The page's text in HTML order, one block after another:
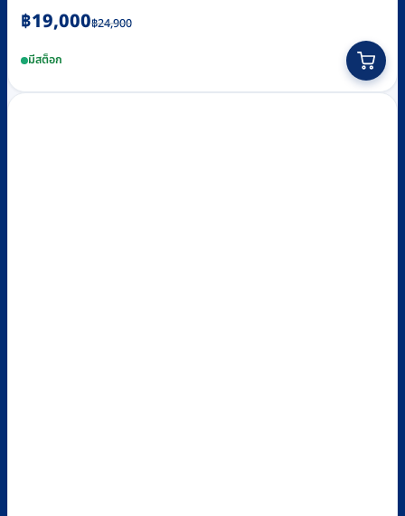
฿24,900
Original
was:
฿24,900.
฿19,000
Current
is:
฿19,000.
มีสต็อก